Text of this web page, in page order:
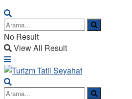
No Result
View All Result